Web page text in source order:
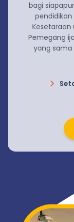
bagi
Kesetaraan
Pemegang
yang sama